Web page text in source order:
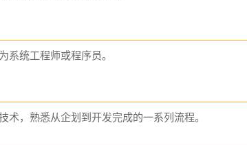
系统工程师或程序员。
，熟悉从企划到开发完成的一系列流程。